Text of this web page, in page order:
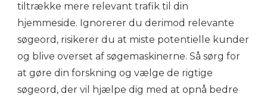
tiltrække mere relevant trafik til din
hjemmeside. Ignorerer du derimod relevante
søgeord, risikerer du at miste potentielle kunder
og blive overset af søgemaskinerne. Så sørg for
at gøre din forskning og vælge de rigtige
søgeord, der vil hjælpe dig med at opnå bedre